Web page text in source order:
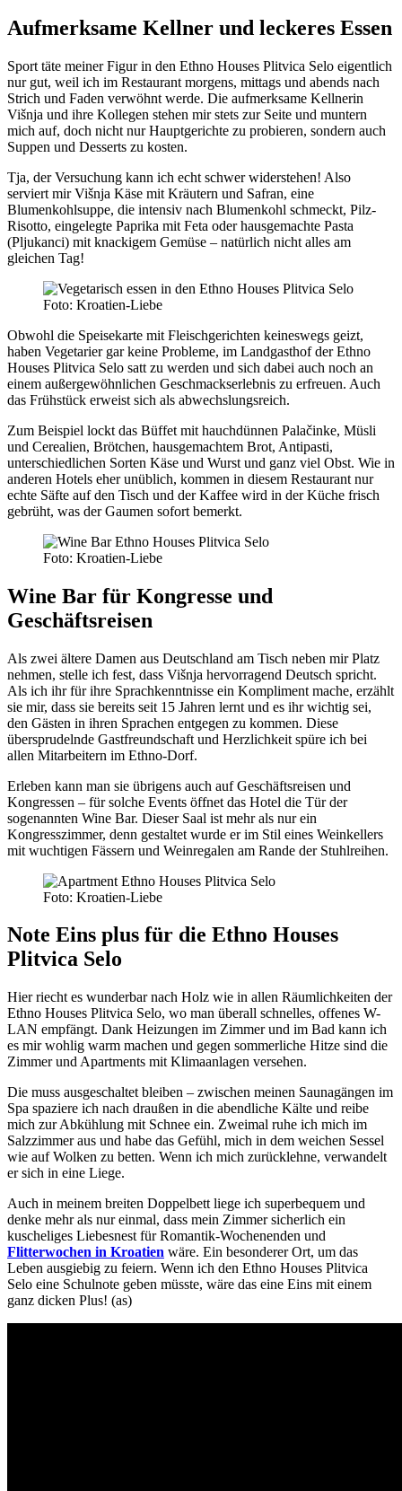
Aufmerksame Kellner und leckeres Essen
Sport täte meiner Figur in den Ethno Houses Plitvica Selo eigentlich
nur gut, weil ich im Restaurant morgens, mittags und abends nach
Strich und Faden verwöhnt werde. Die aufmerksame Kellnerin
Višnja und ihre Kollegen stehen mir stets zur Seite und muntern
mich auf, doch nicht nur Hauptgerichte zu probieren, sondern auch
Suppen und Desserts zu kosten.
Tja, der Versuchung kann ich echt schwer widerstehen! Also
serviert mir Višnja Käse mit Kräutern und Safran, eine
Blumenkohlsuppe, die intensiv nach Blumenkohl schmeckt, Pilz-
Risotto, eingelegte Paprika mit Feta oder hausgemachte Pasta
(Pljukanci) mit knackigem Gemüse – natürlich nicht alles am
gleichen Tag!
Foto: Kroatien-Liebe
Obwohl die Speisekarte mit Fleischgerichten keineswegs geizt,
haben Vegetarier gar keine Probleme, im Landgasthof der Ethno
Houses Plitvica Selo satt zu werden und sich dabei auch noch an
einem außergewöhnlichen Geschmackserlebnis zu erfreuen. Auch
das Frühstück erweist sich als abwechslungsreich.
Zum Beispiel lockt das Büffet mit hauchdünnen Palačinke, Müsli
und Cerealien, Brötchen, hausgemachtem Brot, Antipasti,
unterschiedlichen Sorten Käse und Wurst und ganz viel Obst. Wie in
anderen Hotels eher unüblich, kommen in diesem Restaurant nur
echte Säfte auf den Tisch und der Kaffee wird in der Küche frisch
gebrüht, was der Gaumen sofort bemerkt.
Foto: Kroatien-Liebe
Wine Bar für Kongresse und
Geschäftsreisen
Als zwei ältere Damen aus Deutschland am Tisch neben mir Platz
nehmen, stelle ich fest, dass Višnja hervorragend Deutsch spricht.
Als ich ihr für ihre Sprachkenntnisse ein Kompliment mache, erzählt
sie mir, dass sie bereits seit 15 Jahren lernt und es ihr wichtig sei,
den Gästen in ihren Sprachen entgegen zu kommen. Diese
übersprudelnde Gastfreundschaft und Herzlichkeit spüre ich bei
allen Mitarbeitern im Ethno-Dorf.
Erleben kann man sie übrigens auch auf Geschäftsreisen und
Kongressen – für solche Events öffnet das Hotel die Tür der
sogenannten Wine Bar. Dieser Saal ist mehr als nur ein
Kongresszimmer, denn gestaltet wurde er im Stil eines Weinkellers
mit wuchtigen Fässern und Weinregalen am Rande der Stuhlreihen.
Foto: Kroatien-Liebe
Note Eins plus für die Ethno Houses
Plitvica Selo
Hier riecht es wunderbar nach Holz wie in allen Räumlichkeiten der
Ethno Houses Plitvica Selo, wo man überall schnelles, offenes W-
LAN empfängt. Dank Heizungen im Zimmer und im Bad kann ich
es mir wohlig warm machen und gegen sommerliche Hitze sind die
Zimmer und Apartments mit Klimaanlagen versehen.
Die muss ausgeschaltet bleiben – zwischen meinen Saunagängen im
Spa spaziere ich nach draußen in die abendliche Kälte und reibe
mich zur Abkühlung mit Schnee ein. Zweimal ruhe ich mich im
Salzzimmer aus und habe das Gefühl, mich in dem weichen Sessel
wie auf Wolken zu betten. Wenn ich mich zurücklehne, verwandelt
er sich in eine Liege.
Auch in meinem breiten Doppelbett liege ich superbequem und
denke mehr als nur einmal, dass mein Zimmer sicherlich ein
kuscheliges Liebesnest für Romantik-Wochenenden und
Flitterwochen in Kroatien wäre. Ein besonderer Ort, um das
Leben ausgiebig zu feiern. Wenn ich den Ethno Houses Plitvica
Selo eine Schulnote geben müsste, wäre das eine Eins mit einem
ganz dicken Plus! (as)